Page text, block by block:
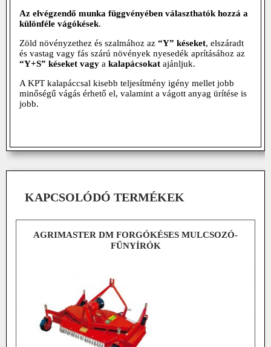
Az elvégzendő munka függvényében választhatók hozzá a
különféle vágókések.
Zöld növényzethez és szalmához az “Y” késeket, elszáradt
és vastag vagy fás szárú növények nyesedék aprításához az
“Y+S” késeket vagy a kalapácsokat ajánljuk.
A KPT kalapáccsal kisebb teljesítmény igény mellet jobb
minőségű vágás érhető el, valamint a vágott anyag ürítése is
jobb.
KAPCSOLÓDÓ TERMÉKEK
AGRIMASTER DM FORGÓKÉSES MULCSOZÓ-
FŰNYÍRÓK